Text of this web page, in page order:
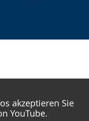
akzeptieren Sie
YouTube.